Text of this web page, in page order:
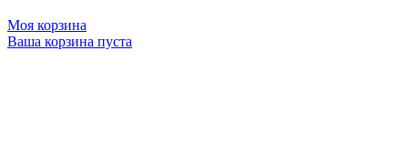
Моя корзина
Ваша корзина пуста